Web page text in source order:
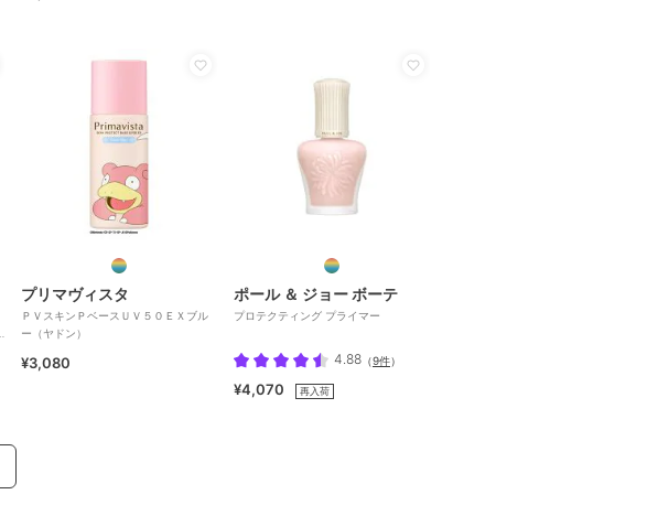
プリマヴィスタ
ＰＶスキンＰベースＵＶ５０ＥＸブル
ー（ヤドン）
¥3,080
ポール ＆ ジョー ボーテ
プロテクティング プライマー
4.88 （9件）
¥4,070 再入荷